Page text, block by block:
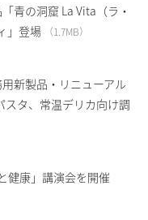
青の洞窟 La Vita（ラ・
」登場
（1.7MB）
新製品・リニューアル
タ、常温デリカ向け調
健康」講演会を開催